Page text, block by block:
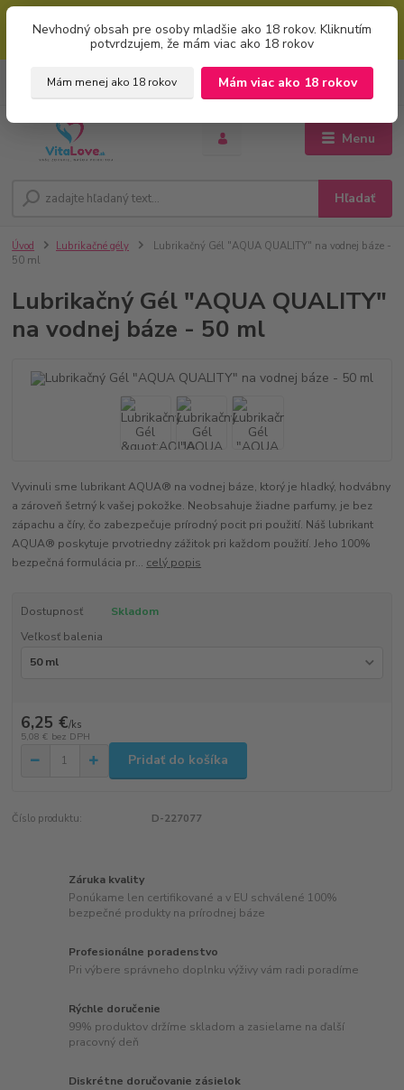
bez úvodzoviek). Zľavový kód zadajte v prvom kroku košíku zaškrtnutím
políčka: "mám zľavový kupón"
Nevhodný obsah pre osoby mladšie ako 18 rokov. Kliknutím
potvrdzujem, že mám viac ako 18 rokov
Mám menej ako 18 rokov Mám viac ako 18 rokov
Menu
Hľadať
+421 951 733 848
(Po-Pia, 8-16 hod.)
za
Úvod Lubrikačné gély
Lubrikačný Gél "AQUA QUALITY" na vodnej báze -
50 ml
Lubrikačný Gél "AQUA QUALITY"
na vodnej báze - 50 ml
Vyvinuli sme lubrikant AQUA® na vodnej báze, ktorý je hladký, hodvábny
a zároveň šetrný k vašej pokožke. Neobsahuje žiadne parfumy, je bez
zápachu a číry, čo zabezpečuje prírodný pocit pri použití. Náš lubrikant
AQUA® poskytuje prvotriedny zážitok pri každom použití. Jeho 100%
bezpečná formulácia pr... celý popis
Dostupnosť
Skladom
Veľkosť balenia
6,25 €/ks
5,08 € bez DPH
Pridať do košíka
Číslo produktu: D-227077
Záruka kvality
Ponúkame len certifikované a v EU schválené 100%
bezpečné produkty na prírodnej báze
Profesionálne poradenstvo
Pri výbere správneho doplnku výživy vám radi poradíme
Rýchle doručenie
99% produktov držíme skladom a zasielame na ďalší
pracovný deň
Diskrétne doručovanie zásielok